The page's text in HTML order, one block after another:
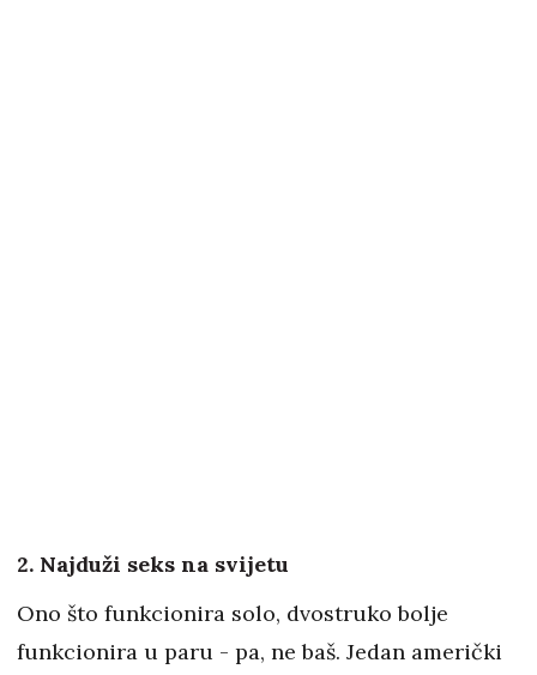
2. Najduži seks na svijetu
Ono što funkcionira solo, dvostruko bolje
funkcionira u paru - pa, ne baš. Jedan američki